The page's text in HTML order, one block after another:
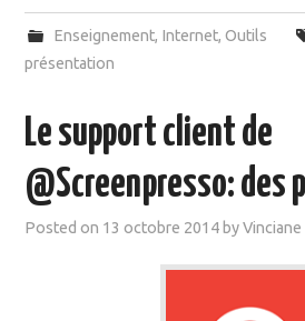
Enseignement, Internet, Outils
présentation
Le support client de
@Screenpresso: des
Posted on 13 octobre 2014 byVinciane